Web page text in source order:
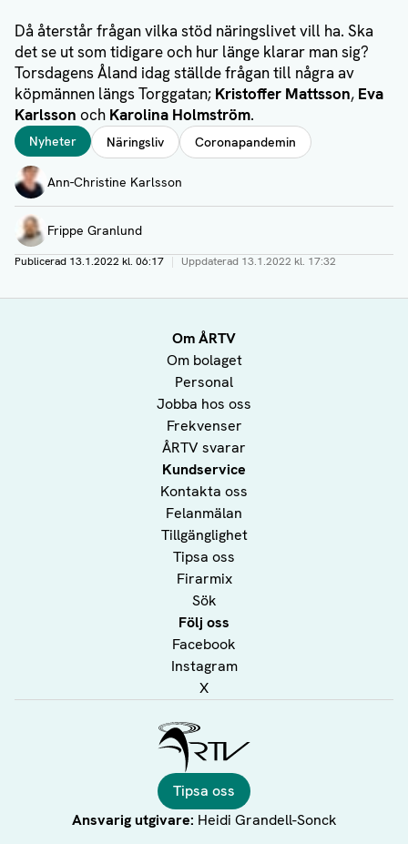
Då återstår frågan vilka stöd näringslivet vill ha. Ska
det se ut som tidigare och hur länge klarar man sig?
Torsdagens Åland idag ställde frågan till några av
köpmännen längs Torggatan; Kristoffer Mattsson, Eva
Karlsson och Karolina Holmström.
Taggar
Nyheter Näringsliv Coronapandemin
Författare
Ann-Christine Karlsson
Frippe Granlund
Publicerad 13.1.2022 kl. 06:17 | Uppdaterad 13.1.2022 kl. 17:32
Om ÅRTV
Om bolaget
Personal
Jobba hos oss
Frekvenser
ÅRTV svarar
Kundservice
Kontakta oss
Felanmälan
Tillgänglighet
Tipsa oss
Firarmix
Sök
Följ oss
Facebook
Instagram
X
Tipsa oss
Ansvarig utgivare: Heidi Grandell-Sonck